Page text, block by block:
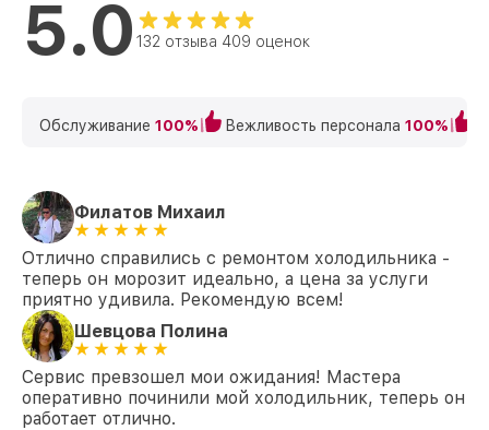
5.0 132 отзыва 409 оценок
Обслуживание 100% Вежливость персонала 100%
Филатов Михаил
Отлично справились с ремонтом холодильника -
теперь он морозит идеально, а цена за услуги
приятно удивила. Рекомендую всем!
Шевцова Полина
Сервис превзошел мои ожидания! Мастера
оперативно починили мой холодильник, теперь он
работает отлично.